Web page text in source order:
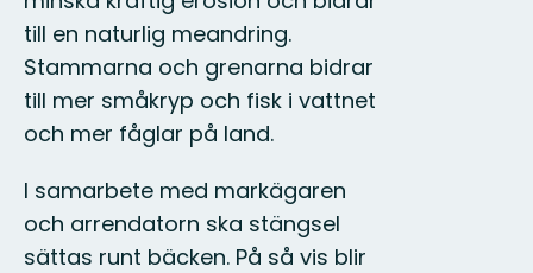
till en naturlig meandring.
Stammarna och grenarna bidrar
till mer småkryp och fisk i vattnet
och mer fåglar på land.
I samarbete med markägaren
och arrendatorn ska stängsel
sättas runt bäcken. På så vis blir